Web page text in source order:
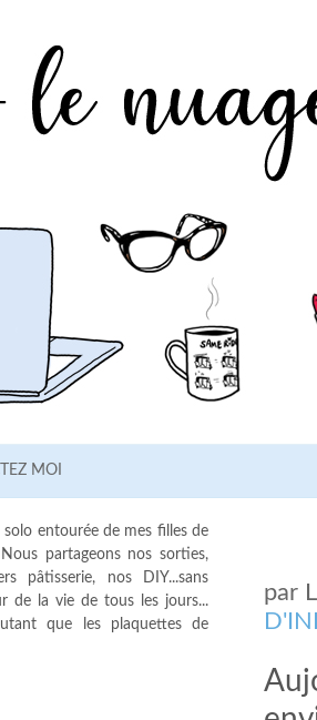
MOI
par
entourée de mes filles de
partageons nos sorties,
pâtisserie, nos DIY...sans
de la vie de tous les jours...
que les plaquettes de